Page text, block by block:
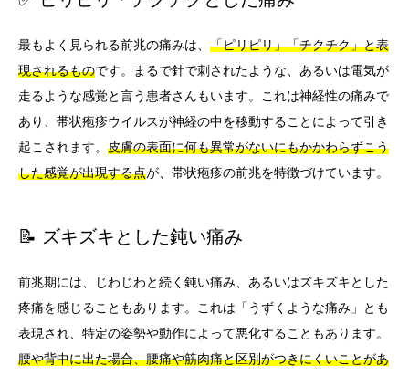
最もよく見られる前兆の痛みは、 「ピリピリ」「チクチク」と表
現されるものです。まるで針で刺されたような、あるいは電気が
走るような感覚と言う患者さんもいます。これは神経性の痛みで
あり、帯状疱疹ウイルスが神経の中を移動することによって引き
起こされます。 皮膚の表面に何も異常がないにもかかわらずこう
した感覚が出現する点が、帯状疱疹の前兆を特徴づけています。
📝 ズキズキとした鈍い痛み
前兆期には、じわじわと続く鈍い痛み、あるいはズキズキとした
疼痛を感じることもあります。これは「うずくような痛み」とも
表現され、特定の姿勢や動作によって悪化することもあります。
腰や背中に出た場合、腰痛や筋肉痛と区別がつきにくいことがあ